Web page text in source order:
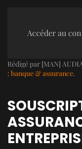
Accéder au
Rédigé par [MAN]
: banque & assurance.